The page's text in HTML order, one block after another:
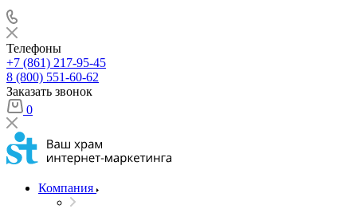
Телефоны
+7 (861) 217-95-45
8 (800) 551-60-62
Заказать звонок
0
Компания